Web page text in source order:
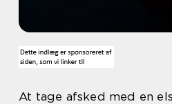
At tage afsked med en